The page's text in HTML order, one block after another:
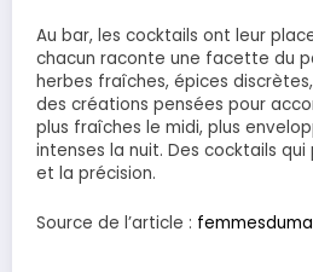
Au bar, les cocktails ont leur
chacun raconte une facette du
herbes fraîches, épices
des créations pensées pour
plus fraîches le midi, plus
intenses la nuit. Des cocktails qui
et la précision.
Source de l’article :